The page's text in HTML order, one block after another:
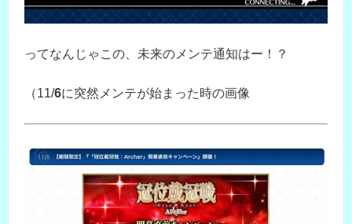
ってなんじゃこの、未来のメンテ通知はー！？
（11/6に突然メンテが始まった時の画像